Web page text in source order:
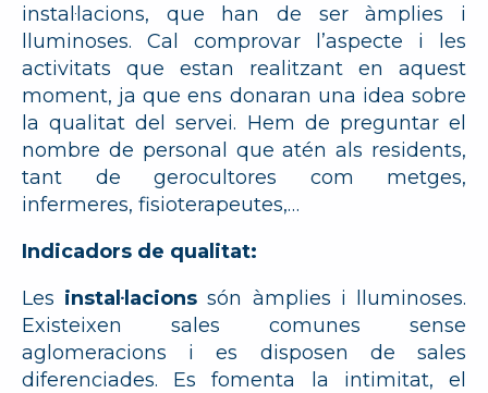
instal·lacions, que han de ser àmplies i
lluminoses. Cal comprovar l’aspecte i les
activitats que estan realitzant en aquest
moment, ja que ens donaran una idea sobre
la qualitat del servei. Hem de preguntar el
nombre de personal que atén als residents,
tant de gerocultores com metges,
infermeres, fisioterapeutes,…
Indicadors de qualitat:
Les instal·lacions són àmplies i lluminoses.
Existeixen sales comunes sense
aglomeracions i es disposen de sales
diferenciades. Es fomenta la intimitat, el